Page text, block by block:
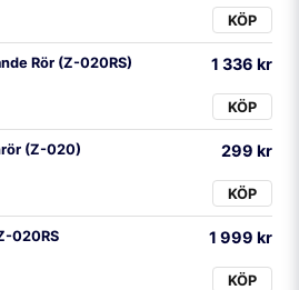
KÖP
Rör (Z-020RS) 1 336 kr
KÖP
(Z-020) 299 kr
KÖP
020RS 1 999 kr
KÖP